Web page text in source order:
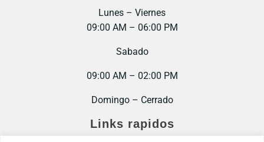
Lunes – Viernes
09:00 AM – 06:00 PM
Sabado
09:00 AM – 02:00 PM
Domingo – Cerrado
Links rapidos